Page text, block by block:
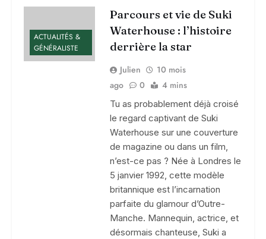
ACTUALITÉS &
GÉNÉRALISTE
Parcours et vie de Suki
Waterhouse : l’histoire
derrière la star
Julien
10 mois
ago
0 4 mins
Tu as probablement déjà croisé
le regard captivant de Suki
Waterhouse sur une couverture
de magazine ou dans un film,
n’est-ce pas ? Née à Londres le
5 janvier 1992, cette modèle
britannique est l’incarnation
parfaite du glamour d’Outre-
Manche. Mannequin, actrice, et
désormais chanteuse, Suki a